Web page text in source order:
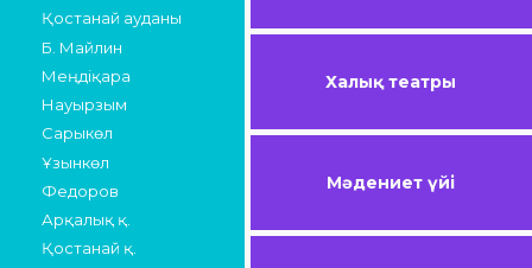
Қостанай ауданы
Б. Майлин
Меңдіқара
Науырзым
Сарыкөл
Ұзынкөл
Федоров
Арқалық қ.
Қостанай қ.
Халық театры
Мәдениет үйі